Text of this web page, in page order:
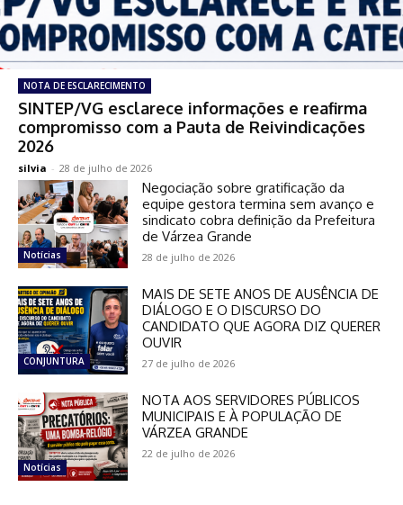
NOTA DE ESCLARECIMENTO
SINTEP/VG esclarece informações e reafirma
compromisso com a Pauta de Reivindicações
2026
silvia - 28 de julho de 2026
Notícias
Negociação sobre gratificação da
equipe gestora termina sem avanço e
sindicato cobra definição da Prefeitura
de Várzea Grande
28 de julho de 2026
CONJUNTURA
MAIS DE SETE ANOS DE AUSÊNCIA DE
DIÁLOGO E O DISCURSO DO
CANDIDATO QUE AGORA DIZ QUERER
OUVIR
27 de julho de 2026
Notícias
NOTA AOS SERVIDORES PÚBLICOS
MUNICIPAIS E À POPULAÇÃO DE
VÁRZEA GRANDE
22 de julho de 2026